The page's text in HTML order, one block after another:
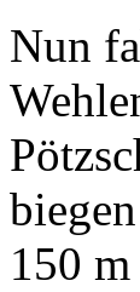
Nun
150